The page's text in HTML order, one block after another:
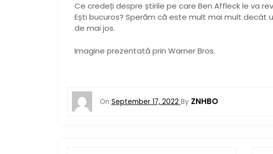
Ce credeți despre știrile pe care Ben Affleck le va
Ești bucuros? Sperăm că este mult mai mult decât
de mai jos.
Imagine prezentată prin Warner Bros.
On September 17, 2022 By ZNHBO